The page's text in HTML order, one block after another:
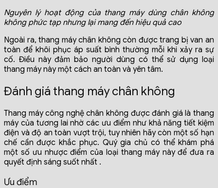
Nguyên lý hoạt động của thang máy dùng chân không
không phức tạp nhưng lại mang đến hiệu quả cao
Ngoài ra, thang máy chân không còn được trang bị van an
toàn để khôi phục áp suất bình thường mỗi khi xảy ra sự
cố. Điều này đảm bảo người dùng có thể sử dụng loại
thang máy này một cách an toàn và yên tâm.
Đánh giá thang máy chân không
Thang máy công nghệ chân không được đánh giá là thang
máy của tương lai nhờ các ưu điểm như khả năng tiết kiệm
điện và độ an toàn vượt trội, tuy nhiên hãy còn một số hạn
chế cần được khắc phục. Quý gia chủ có thể khám phá
một số ưu nhược điểm của loại thang máy này để đưa ra
quyết định sáng suốt nhất .
Ưu điểm